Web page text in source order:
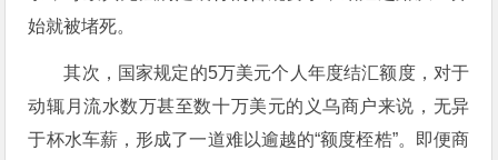
始就被堵死。
其次，国家规定的5万美元个人年度结汇额度，对于
动辄月流水数万甚至数十万美元的义乌商户来说，无异
于杯水车薪，形成了一道难以逾越的“额度桎梏”。即便商